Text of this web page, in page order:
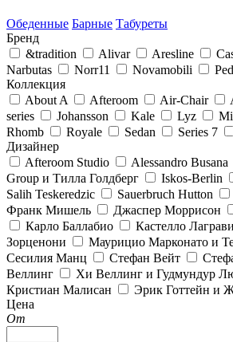
Обеденные Барные Табуреты
Бренд
&tradition
Alivar Aresline
Narbutas
Norr11 Novamobili
Коллекция
About A
Afteroom Air-Chair
series
Johansson Kale Lyz
Rhomb
Royale Sedan Series 7
Дизайнер
Afteroom Studio
Alessandro Busana
Group и Тилла Голдберг
Iskos-Berlin
Salih Teskeredzic
Sauerbruch Hutton
Франк Мишель
Джаспер Моррисон
Карло Баллабио
Кастелло
Зорценони
Маурицио Марконато и
Сесилия Манц
Стефан Вейт
Веллинг
Хи Веллинг и Гудмундур
Кристиан Малисан
Эрик Готтейн и
Цена
От